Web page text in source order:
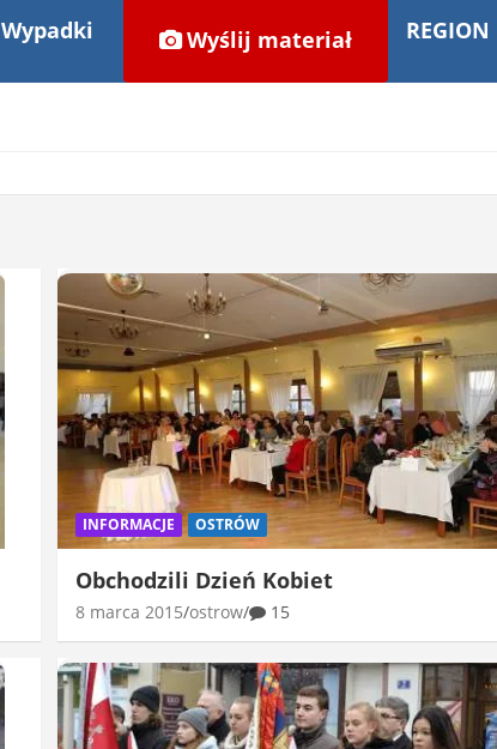
Wypadki Wyślij materiał REGION
INFORMACJE OSTRÓW
Obchodzili Dzień Kobiet
8 marca 2015 ostrow 15